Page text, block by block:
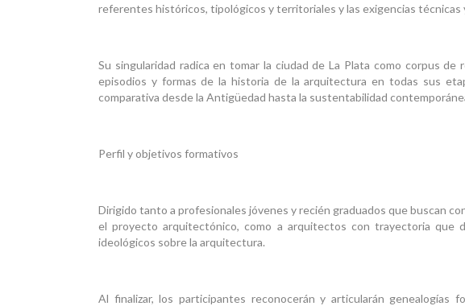
referentes históricos, tipológicos y territoriales y las exigencias técnicas
Su singularidad radica en tomar la ciudad de La Plata como corpus de
episodios y formas de la historia de la arquitectura en todas sus
comparativa desde la Antigüedad hasta la sustentabilidad
Perfil y objetivos formativos
Dirigido tanto a profesionales jóvenes y recién graduados que buscan
el proyecto arquitectónico, como a arquitectos con trayectoria que
ideológicos sobre la arquitectura.
Al finalizar, los participantes reconocerán y articularán genealogías